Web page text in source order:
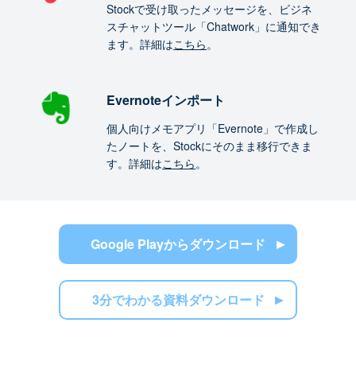
Stockで受け取ったメッセージを、ビジネ
スチャットツール「Chatwork」に通知でき
ます。詳細はこちら。
Evernoteインポート
個人向けメモアプリ「Evernote」で作成し
たノートを、Stockにそのまま移行できま
す。詳細はこちら。
Google Playからダウンロード
3分でわかる資料ダウンロード